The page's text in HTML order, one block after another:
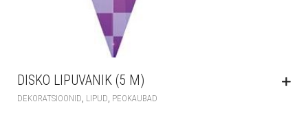
DISKO LIPUVANIK (5 M)
DEKORATSIOONID, LIPUD, PEOKAUBAD